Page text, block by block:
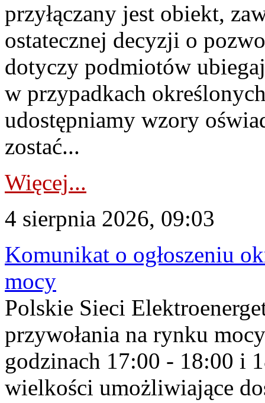
przyłączany jest obiekt,
ostatecznej decyzji o
dotyczy podmiotów
w przypadkach
udostępniamy wzory
zostać...
Więcej...
4 sierpnia 2026, 09:03
Komunikat o ogłoszeniu
mocy
Polskie Sieci
przywołania na rynku
godzinach 17:00 - 18:00 i
wielkości umożliwiające